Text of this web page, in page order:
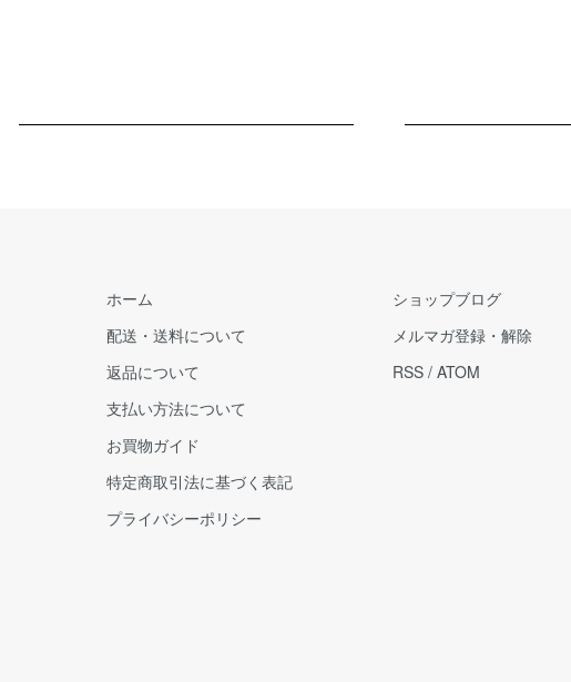
ホーム
配送・送料について
返品について
支払い方法について
お買物ガイド
特定商取引法に基づく表記
プライバシーポリシー
ショップブログ
メルマガ登録・解除
RSS / ATOM